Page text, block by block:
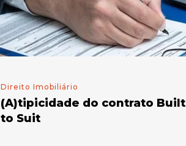
Direito Imobiliário
(A)tipicidade do contrato Built
to Suit